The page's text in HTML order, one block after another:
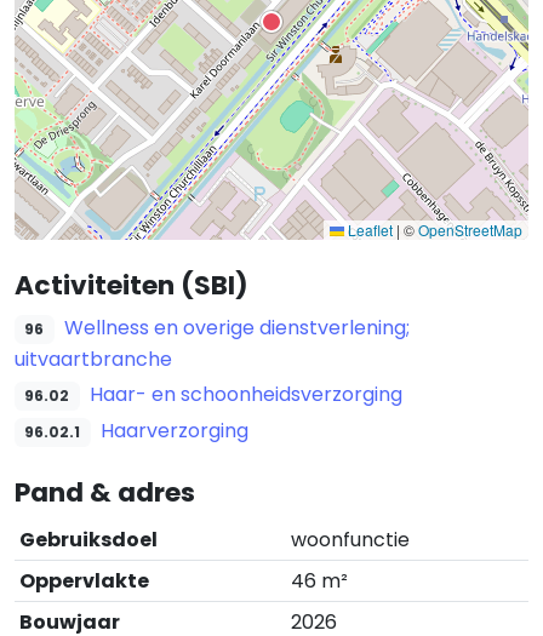
Leaflet | ©OpenStreetMap
Activiteiten (SBI)
96
Wellness en overige dienstverlening;
uitvaartbranche
96.02 Haar- en schoonheidsverzorging
96.02.1 Haarverzorging
Pand & adres
Gebruiksdoel
woonfunctie
Oppervlakte
46 m²
Bouwjaar
2026